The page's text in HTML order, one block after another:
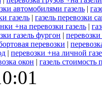
автомобилями газель |
газель | газель перевозки
+на перевозки газель |
газель фургон |
перевозки |
| перевозки +на личной
окон | газель стоимость